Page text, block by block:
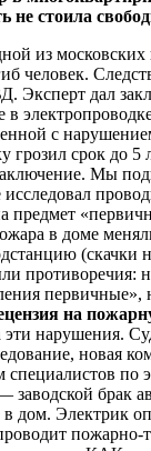
не стоила
из московских
человек.
Эксперт дал
с
срок до 5
Мы
предмет
в доме
(скачки
противоречия:
на
эти нарушения.
новая
специалистов по
заводской брак
дом. Электрик
пожарно-